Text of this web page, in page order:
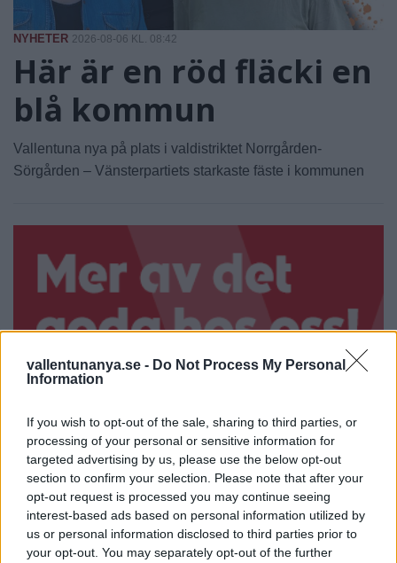
vallentunanya.se - Do Not Process My Personal
Information
If you wish to opt-out of the sale, sharing to third parties, or
processing of your personal or sensitive information for
targeted advertising by us, please use the below opt-out
section to confirm your selection. Please note that after your
opt-out request is processed you may continue seeing
interest-based ads based on personal information utilized by
us or personal information disclosed to third parties prior to
your opt-out. You may separately opt-out of the further
NYHETER 2026-08-06 KL. 08:42
Här är en röd fläcki en
blå kommun
Vallentuna nya på plats i valdistriktet Norrgården-
Sörgården – Vänsterpartiets starkaste fäste i kommunen